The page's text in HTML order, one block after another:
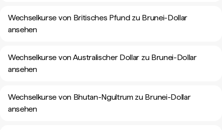
Wechselkurse von Britisches Pfund zu Brunei-Dollar
ansehen
Wechselkurse von Australischer Dollar zu Brunei-Dollar
ansehen
Wechselkurse von Bhutan-Ngultrum zu Brunei-Dollar
ansehen